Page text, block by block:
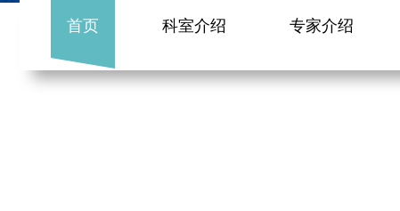
首页 科室介绍 专家介绍